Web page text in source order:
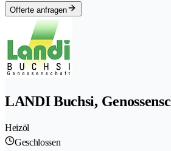
Offerte anfragen
LANDI Buchsi,
Heizöl
Geschlossen